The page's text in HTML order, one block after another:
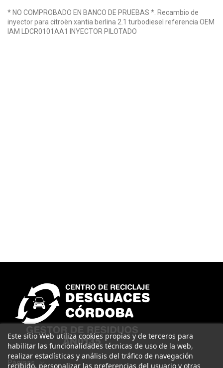
* NO COMPROBADO EN BANCO DE PRUEBAS *. Recambio de
inyector para citroën xantia berlina 2.1 turbodiesel referencia OEM
IAM LDCR0101AA1 INYECTOR PILOTADO
Páginas
Este sitio Web utiliza cookies propias y de terceros para
habilitar las funcionalidades técnicas de uso de la web,
realizar estadísticas y análisis del tráfico de navegación
recibido, personalizar las preferencias del usuario y otras